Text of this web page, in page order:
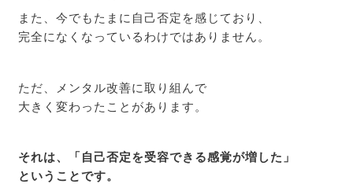
また、今でもたまに自己否定を感じており、
完全になくなっているわけではありません。
ただ、メンタル改善に取り組んで
大きく変わったことがあります。
それは、「自己否定を受容できる感覚が増した」
ということです。